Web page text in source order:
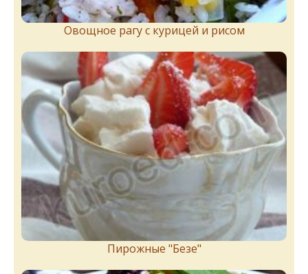
Овощное рагу с курицей и рисом
Пирожныe "Бeзe"